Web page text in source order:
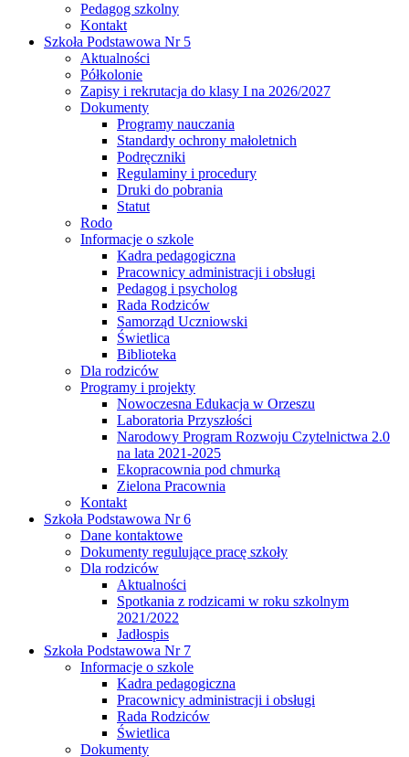
Pedagog szkolny
Kontakt
Szkoła Podstawowa Nr 5
Aktualności
Półkolonie
Zapisy i rekrutacja do klasy I na 2026/2027
Dokumenty
Programy nauczania
Standardy ochrony małoletnich
Podręczniki
Regulaminy i procedury
Druki do pobrania
Statut
Rodo
Informacje o szkole
Kadra pedagogiczna
Pracownicy administracji i obsługi
Pedagog i psycholog
Rada Rodziców
Samorząd Uczniowski
Świetlica
Biblioteka
Dla rodziców
Programy i projekty
Nowoczesna Edukacja w Orzeszu
Laboratoria Przyszłości
Narodowy Program Rozwoju Czytelnictwa 2.0
na lata 2021-2025
Ekopracownia pod chmurką
Zielona Pracownia
Kontakt
Szkoła Podstawowa Nr 6
Dane kontaktowe
Dokumenty regulujące pracę szkoły
Dla rodziców
Aktualności
Spotkania z rodzicami w roku szkolnym
2021/2022
Jadłospis
Szkoła Podstawowa Nr 7
Informacje o szkole
Kadra pedagogiczna
Pracownicy administracji i obsługi
Rada Rodziców
Świetlica
Dokumenty